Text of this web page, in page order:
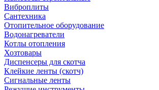
Виброплиты
Сантехника
Отопительное оборудование
Водонагреватели
Котлы отопления
Хозтовары
Диспенсеры для скотча
Клейкие ленты (скотч)
Сигнальные ленты